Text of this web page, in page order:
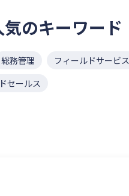
気のキーワード
総務管理
フィールドサービス
セールス